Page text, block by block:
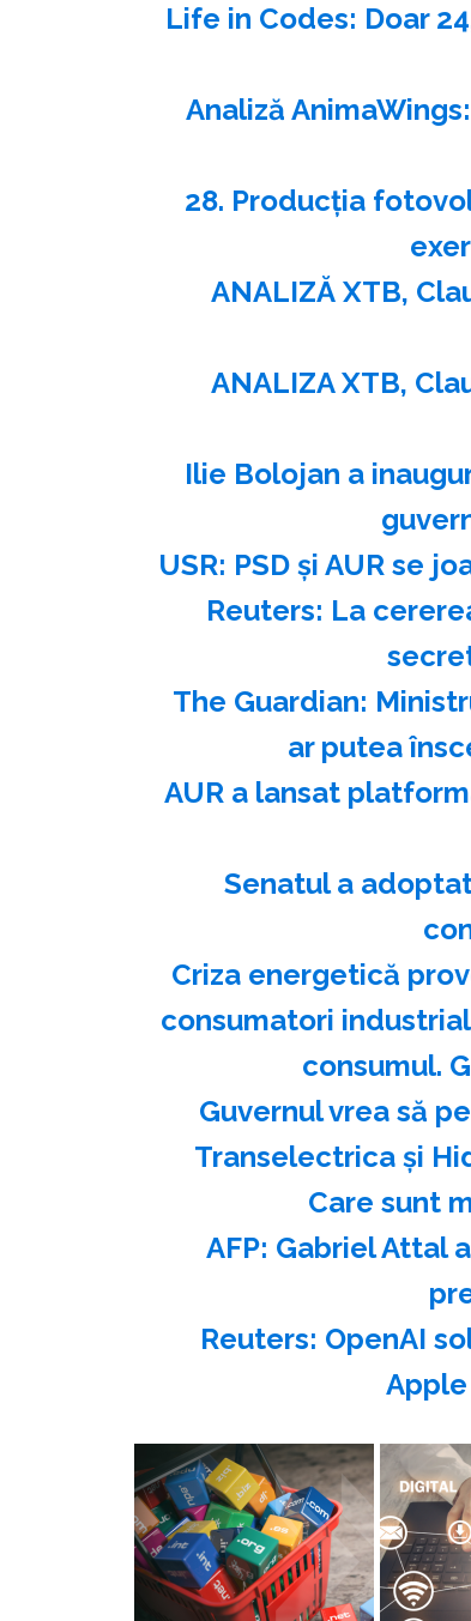
Life in Codes: Doar
Analiză
28. Producţia
ANALIZĂ XTB,
ANALIZA XTB,
Ilie Bolojan a
USR: PSD şi AUR se
Reuters: La
The Guardian:
ar putea
AUR a lansat
Senatul a
Criza energetică
consumatori
consumul.
Guvernul vrea să
Transelectrica și
Care sunt
AFP: Gabriel Attal
Reuters: OpenAI